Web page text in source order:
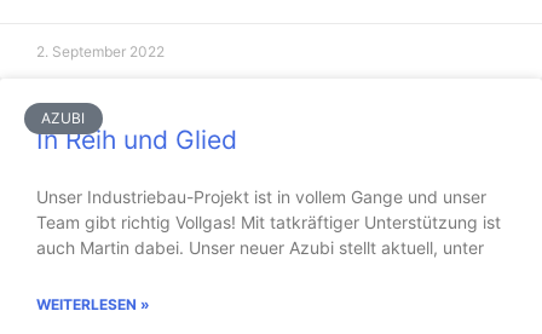
2. September 2022
AZUBI
In Reih und Glied
Unser Industriebau-Projekt ist in vollem Gange und unser
Team gibt richtig Vollgas! Mit tatkräftiger Unterstützung ist
auch Martin dabei. Unser neuer Azubi stellt aktuell, unter
WEITERLESEN »